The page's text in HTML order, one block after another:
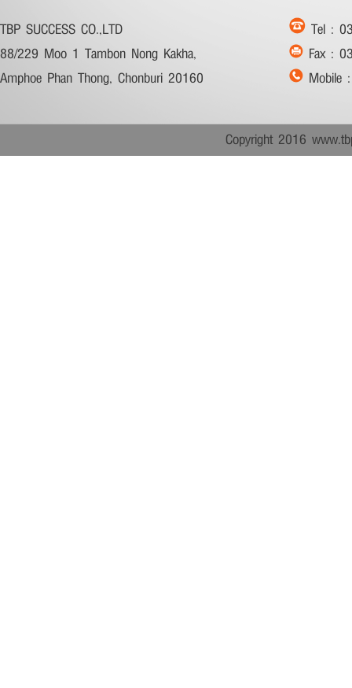
TBP SUCCESS CO.,LTD
88/229 Moo 1 Tambon Nong Kakha,
Amphoe Phan Thong, Chonburi 20160
Tel :
Fax :
Mobile
Copyright 2016